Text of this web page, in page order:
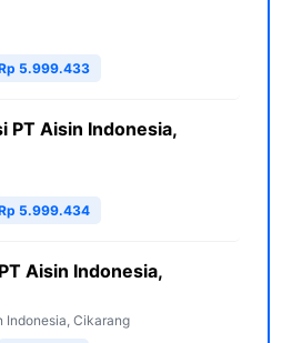
5.999.433
PT Aisin Indonesia,
5.999.434
Aisin Indonesia,
Indonesia, Cikarang